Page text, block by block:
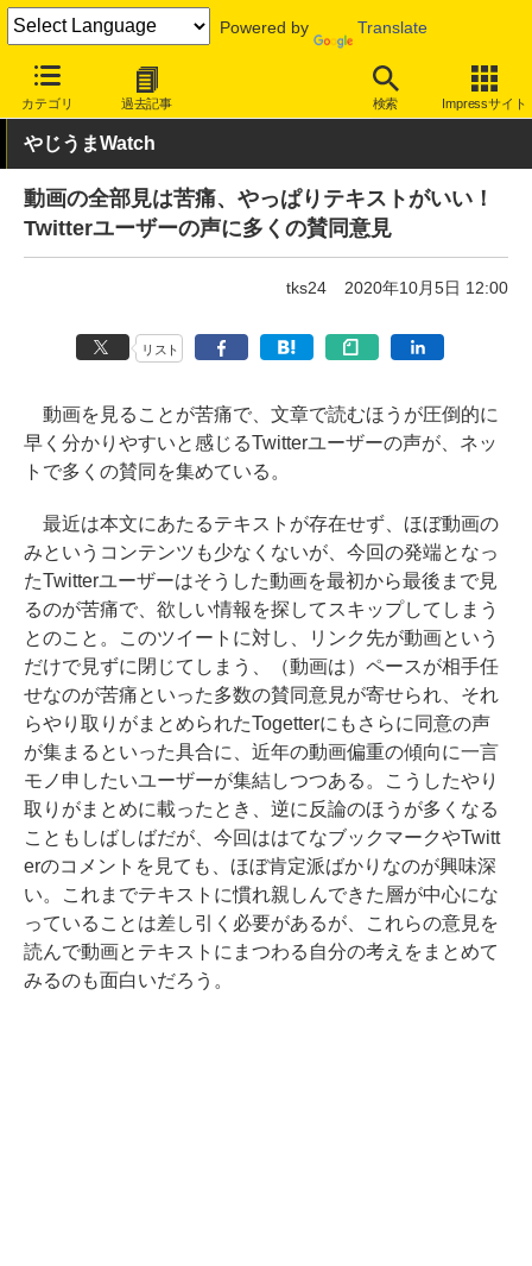
Powered by Translate
カテゴリ 過去記事 検索 Impressサイト
INTERNET Watch トピック
やじうまWatch
動画の全部見は苦痛、やっぱりテキストがいい！
Twitterユーザーの声に多くの賛同意見
tks24 2020年10月5日 12:00
リスト
動画を見ることが苦痛で、文章で読むほうが圧倒的に
早く分かりやすいと感じるTwitterユーザーの声が、ネッ
トで多くの賛同を集めている。
最近は本文にあたるテキストが存在せず、ほぼ動画の
みというコンテンツも少なくないが、今回の発端となっ
たTwitterユーザーはそうした動画を最初から最後まで見
るのが苦痛で、欲しい情報を探してスキップしてしまう
とのこと。このツイートに対し、リンク先が動画という
だけで見ずに閉じてしまう、（動画は）ペースが相手任
せなのが苦痛といった多数の賛同意見が寄せられ、それ
らやり取りがまとめられたTogetterにもさらに同意の声
が集まるといった具合に、近年の動画偏重の傾向に一言
モノ申したいユーザーが集結しつつある。こうしたやり
取りがまとめに載ったとき、逆に反論のほうが多くなる
こともしばしばだが、今回ははてなブックマークやTwitt
erのコメントを見ても、ほぼ肯定派ばかりなのが興味深
い。これまでテキストに慣れ親しんできた層が中心にな
っていることは差し引く必要があるが、これらの意見を
読んで動画とテキストにまつわる自分の考えをまとめて
みるのも面白いだろう。